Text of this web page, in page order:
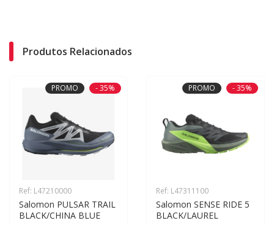
Produtos Relacionados
PROMO - 35%
Ref: L47210000
Salomon PULSAR TRAIL
BLACK/CHINA BLUE
PROMO - 35%
Ref: L47311100
Salomon SENSE RIDE 5
BLACK/LAUREL